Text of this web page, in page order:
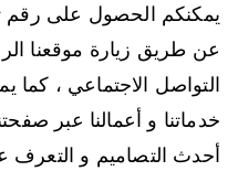
يمكنكم الحصول على رقم
عن طريق زيارة موقعنا
التواصل الاجتماعي ، كما
خدماتنا و أعمالنا عبر
أحدث التصاميم و التعرف